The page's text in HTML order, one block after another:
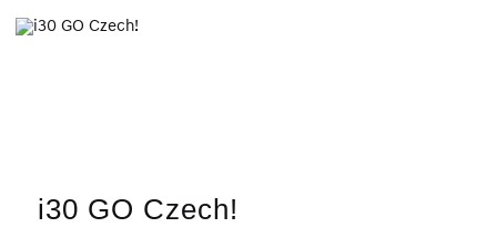
i30 GO Czech!